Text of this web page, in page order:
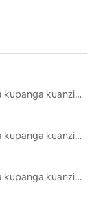
Nyumba za kupanga kuanzia mwezi mmoja
Nyumba za kupanga kuanzia mwezi mmoja
Nyumba za kupanga kuanzia mwezi mmoja